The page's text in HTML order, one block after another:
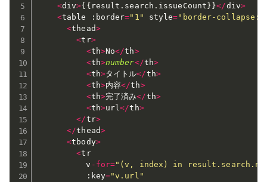
<div>{ { result . search . issueCount } }</div>
<table : border="1" style="border-collapse:
<thead>
<tr>
<th>No</th>
<th>number</th>
<th>タイトル</th>
<th>内容</th>
<th>完了済み</th>
<th>url</th>
</tr>
</thead>
<tbody>
<tr
          v
- for="(v, index) in
: key="v.url"